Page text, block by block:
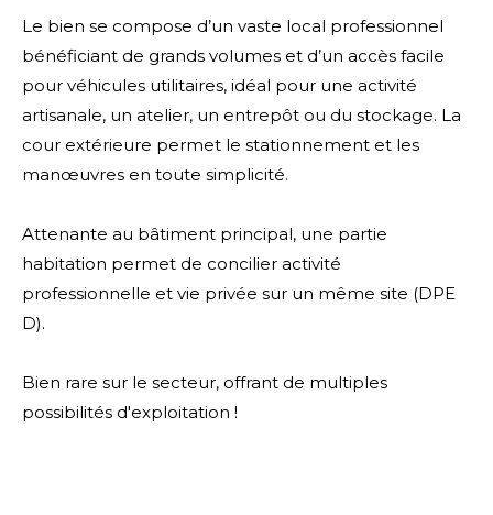
Le bien se compose d’un vaste local professionnel
bénéficiant de grands volumes et d’un accès facile
pour véhicules utilitaires, idéal pour une activité
artisanale, un atelier, un entrepôt ou du stockage. La
cour extérieure permet le stationnement et les
manœuvres en toute simplicité.
Attenante au bâtiment principal, une partie
habitation permet de concilier activité
professionnelle et vie privée sur un même site (DPE
D).
Bien rare sur le secteur, offrant de multiples
possibilités d'exploitation !